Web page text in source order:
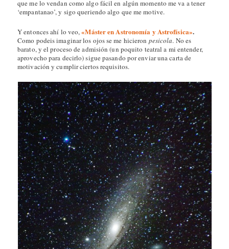
que me lo vendan como algo fácil en algún momento me va a tener
‘empantanao’, y sigo queriendo algo que me motive.
Y entonces ahí lo veo,«Máster en Astronomía y Astrofísica».
Como podeis imaginar los ojos se me hicieron pesicola. No es
barato, y el proceso de admisión (un poquito teatral a mi entender,
aprovecho para decirlo) sigue pasando por enviar una carta de
motivación y cumplir ciertos requisitos.